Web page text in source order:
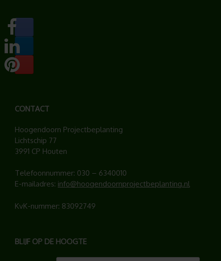
CONTACT
Hoogendoorn Projectbeplanting
Lichtschip 77
3991 CP Houten
Telefoonnummer: 030 – 6340010
E-mailadres: info@hoogendoornprojectbeplanting.nl
KvK-nummer: 83092749
BLIJF OP DE HOOGTE